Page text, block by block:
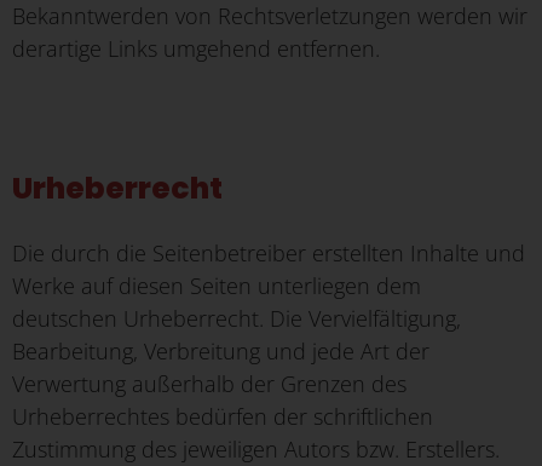
Bekanntwerden von Rechtsverletzungen werden wir
derartige Links umgehend entfernen.
Urheberrecht
Die durch die Seitenbetreiber erstellten Inhalte und
Werke auf diesen Seiten unterliegen dem
deutschen Urheberrecht. Die Vervielfältigung,
Bearbeitung, Verbreitung und jede Art der
Verwertung außerhalb der Grenzen des
Urheberrechtes bedürfen der schriftlichen
Zustimmung des jeweiligen Autors bzw. Erstellers.